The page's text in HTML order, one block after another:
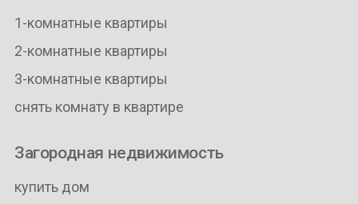
1-комнатные квартиры
2-комнатные квартиры
3-комнатные квартиры
снять комнату в квартире
Загородная недвижимость
купить дом